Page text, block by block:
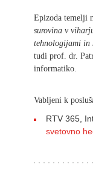
Epizoda temelji
surovina v
tehnologijami in
tudi prof. dr.
informatiko.
Vabljeni k
RTV 365,
svetovno